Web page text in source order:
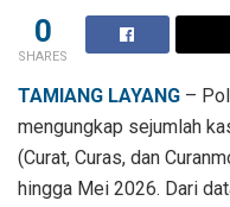
0
SHARES
TAMIANG LAYANG –
mengungkap sejumlah
(Curat, Curas, dan
hingga Mei 2026. Dari